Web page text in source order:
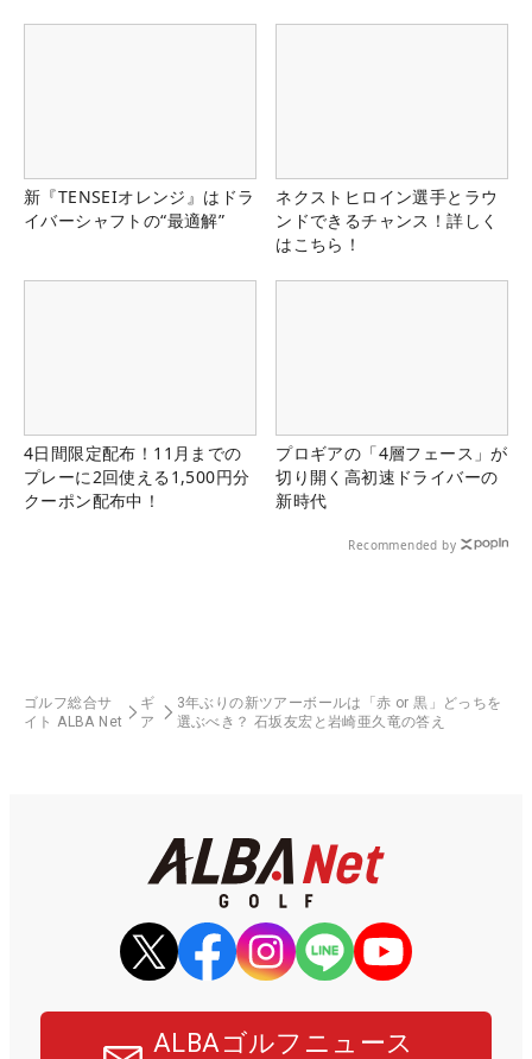
新『TENSEIオレンジ』はドラ
イバーシャフトの“最適解”
ネクストヒロイン選手とラウ
ンドできるチャンス！詳しく
はこちら！
4日間限定配布！11月までの
プレーに2回使える1,500円分
クーポン配布中！
プロギアの「4層フェース」が
切り開く高初速ドライバーの
新時代
Recommended by
ゴルフ総合サ
イト ALBA Net
ギ
ア
3年ぶりの新ツアーボールは「赤 or 黒」どっちを
選ぶべき？ 石坂友宏と岩崎亜久竜の答え
ALBAゴルフニュース